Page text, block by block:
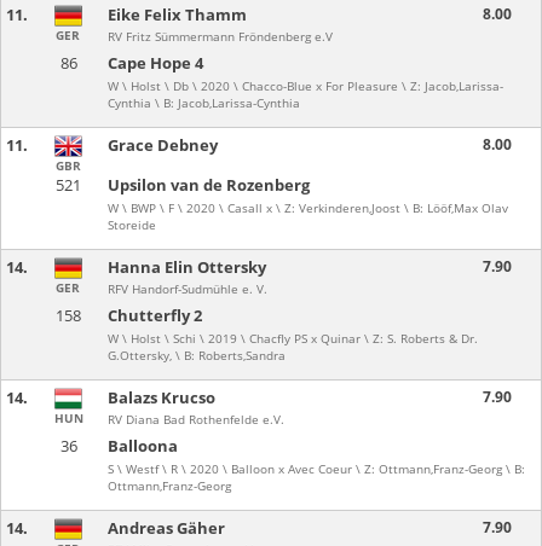
11.
86 Cape Hope 4
W \ Holst \ Db \ 2020 \ Chacco-Blue x For Pleasure \ Z: Jacob,Larissa-
Cynthia \ B: Jacob,Larissa-Cynthia
GER
Eike Felix Thamm
RV Fritz Sümmermann Fröndenberg e.V
8.00
11.
521
Upsilon van de Rozenberg
W \ BWP \ F \ 2020 \ Casall x \ Z: Verkinderen,Joost \ B: Lööf,Max Olav
Storeide
GBR
Grace Debney 8.00
14.
158 Chutterfly 2
W \ Holst \ Schi \ 2019 \ Chacfly PS x Quinar \ Z: S. Roberts & Dr.
G.Ottersky, \ B: Roberts,Sandra
GER
Hanna Elin Ottersky
RFV Handorf-Sudmühle e. V.
7.90
14.
36 Balloona
S \ Westf \ R \ 2020 \ Balloon x Avec Coeur \ Z: Ottmann,Franz-Georg \ B:
Ottmann,Franz-Georg
HUN
Balazs Krucso
RV Diana Bad Rothenfelde e.V.
7.90
14. Andreas Gäher 7.90